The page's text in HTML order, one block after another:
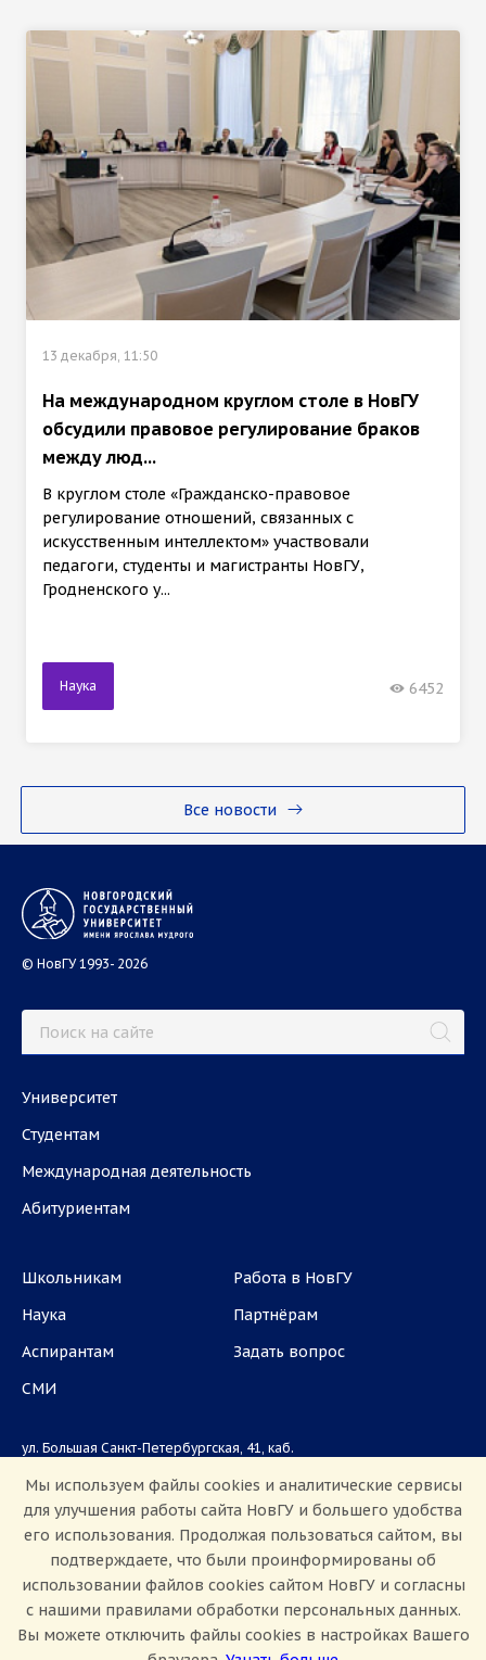
Все новости
13 декабря, 11:50
На международном круглом столе в НовГУ
обсудили правовое регулирование браков
между люд...
В круглом столе «Гражданско-правовое
регулирование отношений, связанных с
искусственным интеллектом» участвовали
педагоги, студенты и магистранты НовГУ,
Гродненского у...
Наука 6452
© НовГУ 1993- 2026
Университет
Студентам
Международная деятельность
Абитуриентам
Школьникам
Наука
Аспирантам
СМИ
Работа в НовГУ
Партнёрам
Задать вопрос
ул. Большая Санкт-Петербургская, 41, каб.
Приемная комиссия: +7(8162)33-20-44
Мы используем файлы cookies и аналитические сервисы
для улучшения работы сайта НовГУ и большего удобства
его использования. Продолжая пользоваться сайтом, вы
подтверждаете, что были проинформированы об
использовании файлов cookies сайтом НовГУ и согласны
с нашими правилами обработки персональных данных.
Вы можете отключить файлы cookies в настройках Вашего